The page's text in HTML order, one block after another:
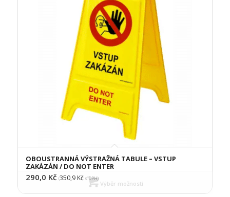
OBOUSTRANNÁ VÝSTRAŽNÁ TABULE – VSTUP
ZAKÁZÁN / DO NOT ENTER
290,0 Kč (350,9Kčs DPH)
Výběr možností